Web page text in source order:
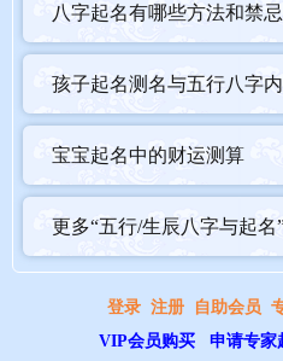
八字起名有哪些方法和禁忌
孩子起名测名与五行八字
宝宝起名中的财运测算
更多“五行/生辰八字与起名
登录 注册 自助会员
VIP会员购买
申请专家